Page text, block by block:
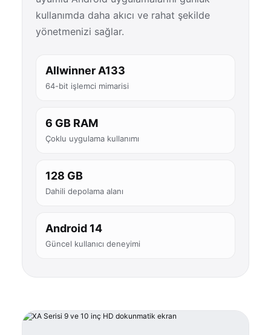
kullanımda daha akıcı ve rahat şekilde
yönetmenizi sağlar.
Allwinner A133
64-bit işlemci mimarisi
6 GB RAM
Çoklu uygulama kullanımı
128 GB
Dahili depolama alanı
Android 14
Güncel kullanıcı deneyimi